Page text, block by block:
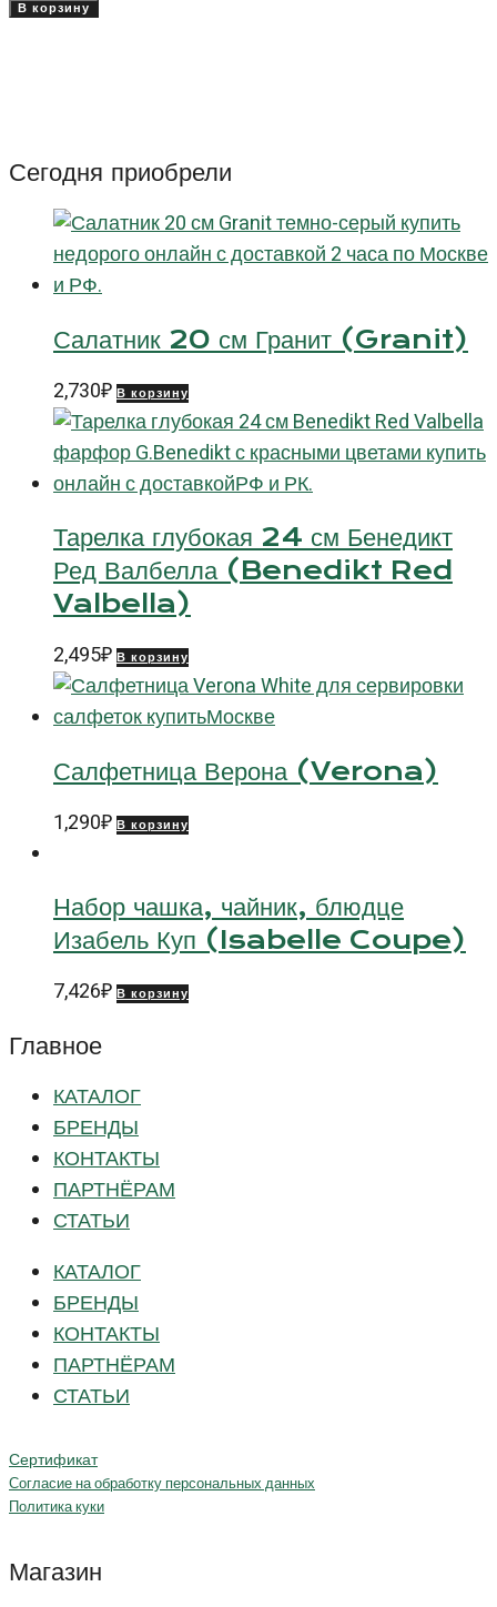
Valbella)
17
В корзину
Сегодня приобрели
Салатник 20 см Гранит (Granit)
2,730₽ В корзину
Тарелка глубокая 24 см Бенедикт
Ред Валбелла (Benedikt Red
Valbella)
2,495₽ В корзину
Салфетница Верона (Verona)
1,290₽ В корзину
Набор чашка, чайник, блюдце
Изабель Куп (Isabelle Coupe)
7,426₽ В корзину
Главное
КАТАЛОГ
БРЕНДЫ
КОНТАКТЫ
ПАРТНЁРАМ
СТАТЬИ
КАТАЛОГ
БРЕНДЫ
КОНТАКТЫ
ПАРТНЁРАМ
СТАТЬИ
Сертификат
Согласие на обработку персональных данных
Политика куки
Магазин